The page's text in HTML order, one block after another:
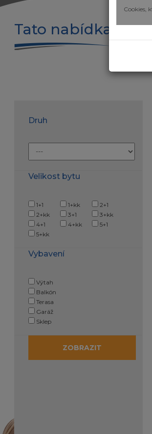
Tato nabídka už
Druh
Velikost bytu
1+1 1+kk
2+1
2+kk
3+1
3+kk
4+1
4+kk
5+1
5+kk
Vybavení
Výtah
Balkón
Terasa
Garáž
Sklep
Cookies,